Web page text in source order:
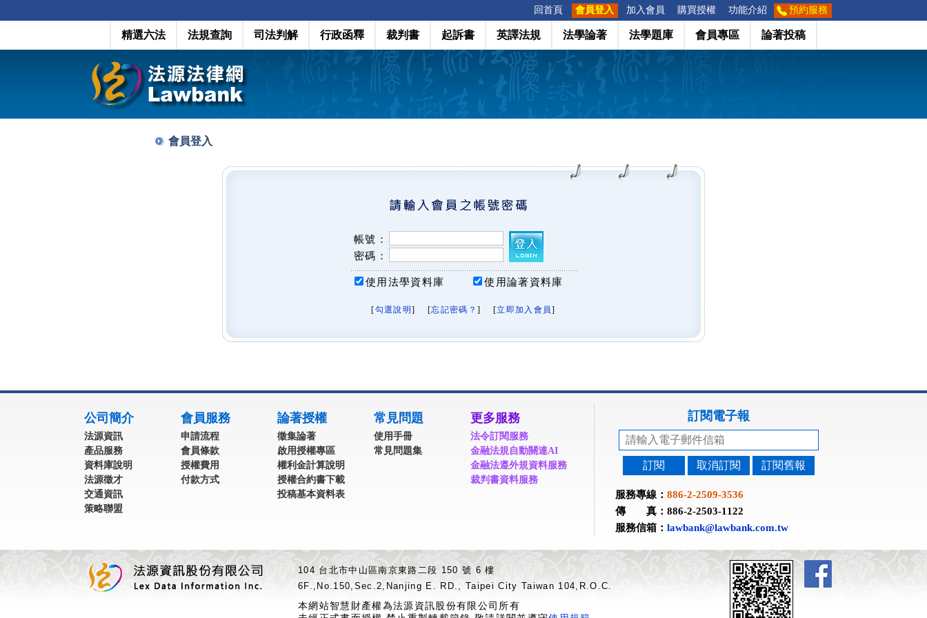
回首頁 會員登入 加入會員 購買授權 功能介紹 預約服務
精選六法 法規查詢 司法判解 行政函釋 裁判書 起訴書 英譯法規 法學論著 法學題庫 會員專區 論著投稿
會員登入
帳號：
密碼：
使用法學資料庫 使用論著資料庫
[勾選說明 ] [忘記密碼？ ] [立即加入會員]
公司簡介
法源資訊
產品服務
資料庫說明
法源徵才
交通資訊
策略聯盟
會員服務
申請流程
會員條款
授權費用
付款方式
論著授權
徵集論著
啟用授權專區
權利金計算說明
授權合約書下載
投稿基本資料表
常見問題
使用手冊
常見問題集
更多服務
法令訂閱服務
金融法規自動關連AI
金融法遵外規資料服務
裁判書資料服務
訂閱電子報
訂閱 取消訂閱 訂閱舊報
服務專線： 886-2-2509-3536
傳 真：886-2-2503-1122
服務信箱： lawbank@lawbank.com.tw
104 台北市中山區南京東路二段 150 號 6 樓
6F.,No.150,Sec.2,Nanjing E. RD., Taipei City Taiwan 104,R.O.C.
本網站智慧財產權為法源資訊股份有限公司所有